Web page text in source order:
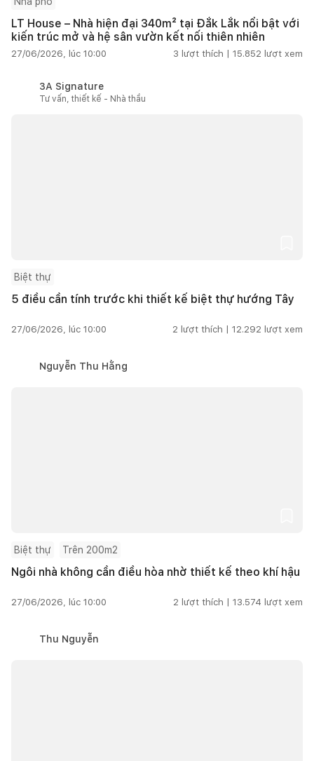
LT House – Nhà hiện đại 340m² tại Đắk Lắk nổi bật với
kiến trúc mở và hệ sân vườn kết nối thiên nhiên
27/06/2026, lúc 10:00 3 lượt thích | 15.852 lượt xem
3A Signature
Tư vấn, thiết kế - Nhà thầu
Biệt thự
5 điều cần tính trước khi thiết kế biệt thự hướng Tây
27/06/2026, lúc 10:00 2 lượt thích | 12.292 lượt xem
Nguyễn Thu Hằng
Biệt thự Trên 200m2
Ngôi nhà không cần điều hòa nhờ thiết kế theo khí hậu
27/06/2026, lúc 10:00 2 lượt thích | 13.574 lượt xem
Thu Nguyễn